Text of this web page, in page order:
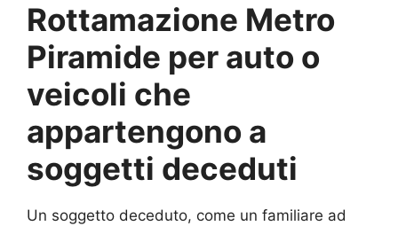
Rottamazione Metro
Piramide per auto o
veicoli che
appartengono a
soggetti deceduti
Un soggetto deceduto, come un familiare ad